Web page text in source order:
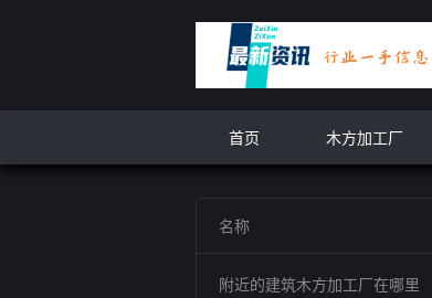
首页 木方加工厂
名称
附近的建筑木方加工厂在哪里